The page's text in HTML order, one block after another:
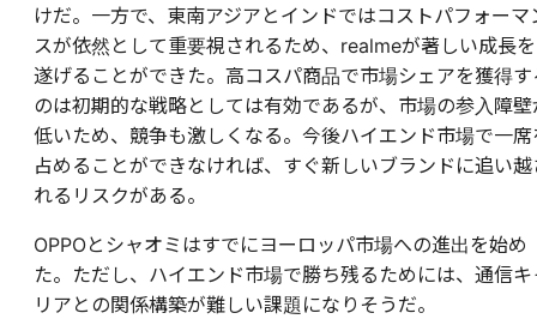
けだ。一方で、東南アジアとインドではコストパフォーマ
スが依然として重要視されるため、realmeが著しい成長を
遂げることができた。高コスパ商品で市場シェアを獲得す
のは初期的な戦略としては有効であるが、市場の参入障壁
低いため、競争も激しくなる。今後ハイエンド市場で一席
占めることができなければ、すぐ新しいブランドに追い越
れるリスクがある。
OPPOとシャオミはすでにヨーロッパ市場への進出を始め
た。ただし、ハイエンド市場で勝ち残るためには、通信キ
リアとの関係構築が難しい課題になりそうだ。